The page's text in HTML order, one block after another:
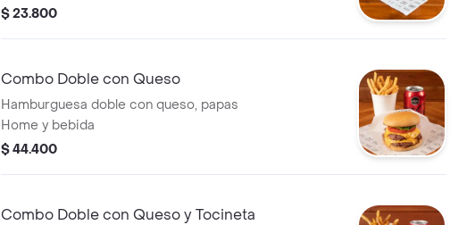
$ 23.800
Combo Doble con Queso
Hamburguesa doble con queso, papas
Home y bebida
$ 44.400
Combo Doble con Queso y Tocineta